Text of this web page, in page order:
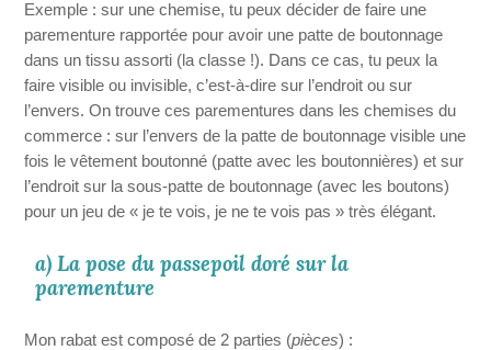
Exemple : sur une chemise, tu peux décider de faire une
parementure rapportée pour avoir une patte de boutonnage
dans un tissu assorti (la classe !). Dans ce cas, tu peux la
faire visible ou invisible, c’est-à-dire sur l’endroit ou sur
l’envers. On trouve ces parementures dans les chemises du
commerce : sur l’envers de la patte de boutonnage visible une
fois le vêtement boutonné (patte avec les boutonnières) et sur
l’endroit sur la sous-patte de boutonnage (avec les boutons)
pour un jeu de « je te vois, je ne te vois pas » très élégant.
a) La pose du passepoil doré sur la
parementure
Mon rabat est composé de 2 parties (pièces) :